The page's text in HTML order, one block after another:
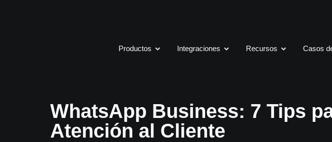
Productos Integraciones Recursos Casos
WhatsApp Business: 7 Tips
Atención al Cliente